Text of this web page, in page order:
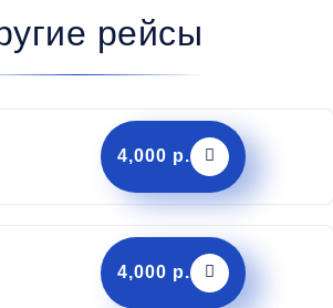
рейсы
4,000 р.
4,000 р.